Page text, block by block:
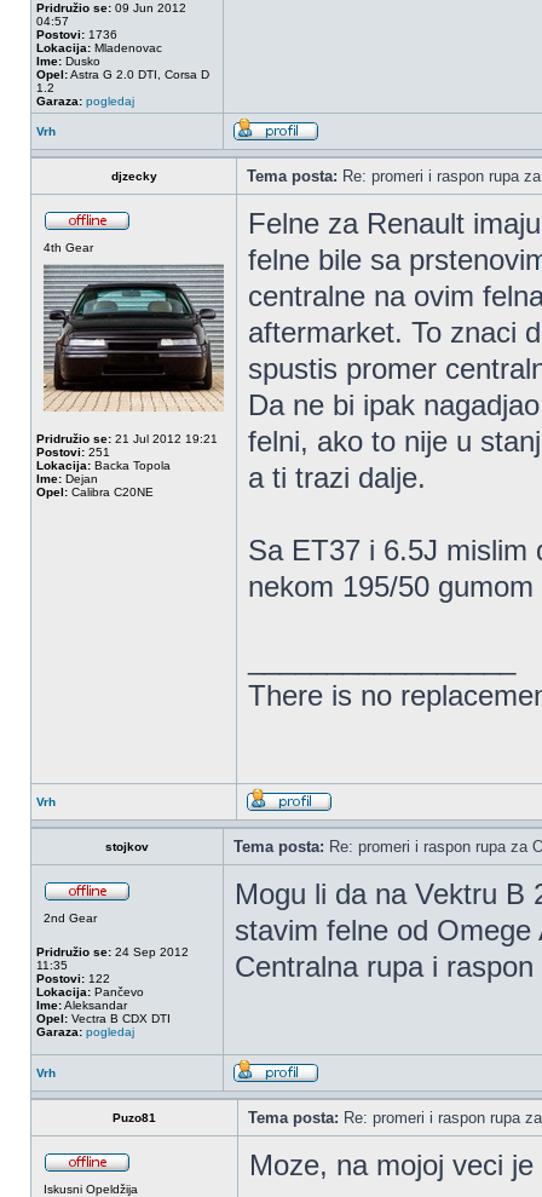
Pridružio se: 09 Jun 2012
04:57
Postovi: 1736
Lokacija: Mladenovac
Ime: Dusko
Opel:Astra G 2.0 DTI, Corsa D
1.2
Garaza: pogledaj
Vrh
djzecky Tema posta: Re: promeri i raspon rupa
4th Gear
Pridružio se: 21 Jul 2012 19:21
Postovi: 251
Lokacija: Backa Topola
Ime: Dejan
Opel: Calibra C20NE
Felne za Renault
felne bile sa
centralne na ovim
aftermarket. To znaci
spustis promer
Da ne bi ipak
felni, ako to nije u
a ti trazi dalje.
Sa ET37 i 6.5J mislim
nekom 195/50
There is no
Vrh
stojkov Tema posta: Re: promeri i raspon rupa za
2nd Gear
Pridružio se: 24 Sep 2012
11:35
Postovi: 122
Lokacija: Pančevo
Ime:Aleksandar
Opel: Vectra B CDX DTI
Garaza: pogledaj
Mogu li da na Vektru B
stavim felne od
Centralna rupa i
Vrh
Puzo81 Tema posta: Re: promeri i raspon rupa
Iskusni Opeldžija
Moze, na mojoj veci